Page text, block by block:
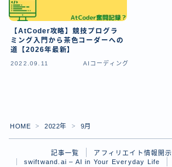
お問い合わせ
日本語
【AtCoder攻略】競技プログラ
ミング入門から茶色コーダーへの
道【2026年最新】
2022.09.11 AIコーディング
HOME ＞ 2022年 ＞ 9月
記事一覧 アフィリエイト情報開示
swiftwand.ai – AI in Your Everyday Life